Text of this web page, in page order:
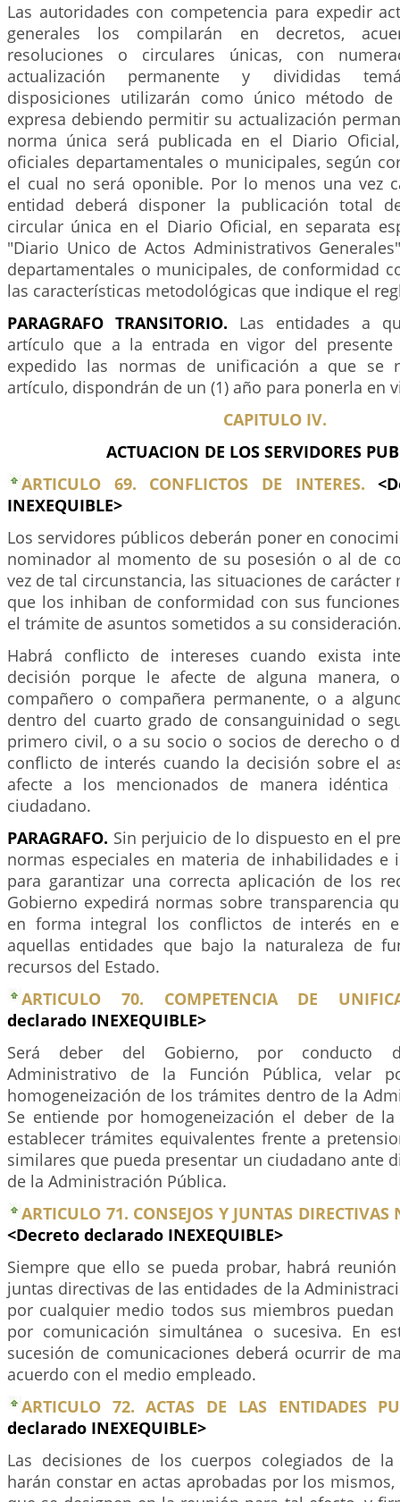
Las autoridades con competencia para expedir
generales los compilarán en decretos,
resoluciones o circulares únicas, con
actualización permanente y divididas
disposiciones utilizarán como único método
expresa debiendo permitir su actualización
norma única será publicada en el Diario
oficiales departamentales o municipales, según
el cual no será oponible. Por lo menos una vez
entidad deberá disponer la publicación total
circular única en el Diario Oficial, en separata
"Diario Unico de Actos Administrativos
departamentales o municipales, de conformidad
las características metodológicas que indique el
PARAGRAFO TRANSITORIO. Las entidades a
artículo que a la entrada en vigor del presente
expedido las normas de unificación a que se
artículo, dispondrán de un (1) año para ponerla en
CAPITULO IV.
ACTUACION DE LOS SERVIDORES
ARTICULO 69. CONFLICTOS DE INTERES.
INEXEQUIBLE>
Los servidores públicos deberán poner en
nominador al momento de su posesión o al de
vez de tal circunstancia, las situaciones de
que los inhiban de conformidad con sus
el trámite de asuntos sometidos a su
Habrá conflicto de intereses cuando exista
decisión porque le afecte de alguna manera,
compañero o compañera permanente, o a
dentro del cuarto grado de consanguinidad o
primero civil, o a su socio o socios de derecho o
conflicto de interés cuando la decisión sobre el
afecte a los mencionados de manera
ciudadano.
PARAGRAFO. Sin perjuicio de lo dispuesto en el
normas especiales en materia de inhabilidades e
para garantizar una correcta aplicación de los
Gobierno expedirá normas sobre transparencia
en forma integral los conflictos de interés en
aquellas entidades que bajo la naturaleza de
recursos del Estado.
ARTICULO 70. COMPETENCIA DE
declarado INEXEQUIBLE>
Será deber del Gobierno, por conducto
Administrativo de la Función Pública, velar
homogeneización de los trámites dentro de la
Se entiende por homogeneización el deber de
establecer trámites equivalentes frente a
similares que pueda presentar un ciudadano ante
de la Administración Pública.
ARTICULO 71. CONSEJOS Y JUNTAS DIRECTIVAS
<Decreto declarado INEXEQUIBLE>
Siempre que ello se pueda probar, habrá
juntas directivas de las entidades de la
por cualquier medio todos sus miembros
por comunicación simultánea o sucesiva. En
sucesión de comunicaciones deberá ocurrir de
acuerdo con el medio empleado.
ARTICULO 72. ACTAS DE LAS ENTIDADES
declarado INEXEQUIBLE>
Las decisiones de los cuerpos colegiados de
harán constar en actas aprobadas por los